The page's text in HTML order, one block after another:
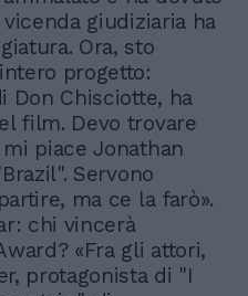
giudiziaria ha
Ora, sto
progetto:
Don Chisciotte, ha
film. Devo trovare
piace Jonathan
Servono
ma ce la farò».
chi vincerà
«Fra gli attori,
protagonista di "I